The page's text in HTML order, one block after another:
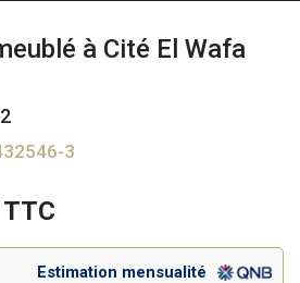
à Cité El Wafa
3
Estimation mensualité